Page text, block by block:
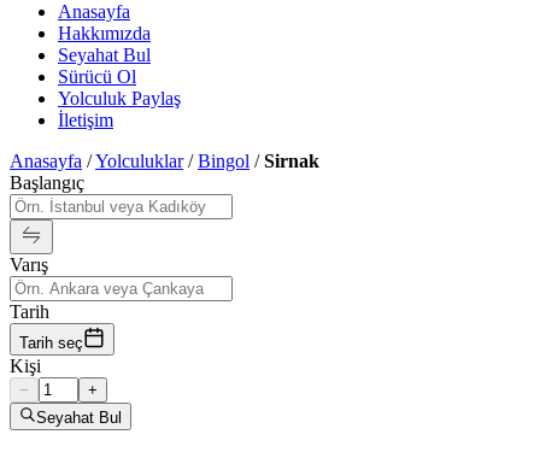
Anasayfa
Hakkımızda
Seyahat Bul
Sürücü Ol
Yolculuk Paylaş
İletişim
Anasayfa /Yolculuklar/Bingol /Sirnak
Başlangıç
Varış
Tarih
Tarih seç
Kişi
−
+
Seyahat Bul